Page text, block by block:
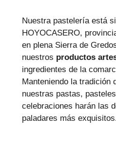
Nuestra pastelería está
HOYOCASERO,
en plena Sierra de
nuestros productos
ingredientes de la
Manteniendo la tradición
nuestras pastas,
celebraciones harán las
paladares más